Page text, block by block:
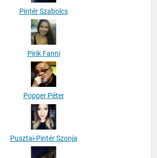
Pintér Szabolcs
Pirik Fanni
Popper Péter
Pusztai-Pintér Szonja